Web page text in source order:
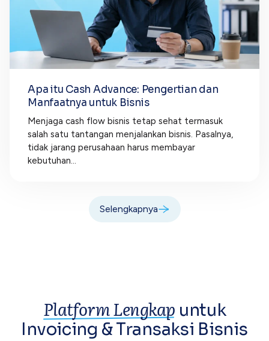
Apa itu Cash Advance: Pengertian dan
Manfaatnya untuk Bisnis
Menjaga cash flow bisnis tetap sehat termasuk
salah satu tantangan menjalankan bisnis. Pasalnya,
tidak jarang perusahaan harus membayar
kebutuhan...
Selengkapnya
Platform Lengkap untuk
Invoicing &Transaksi Bisnis